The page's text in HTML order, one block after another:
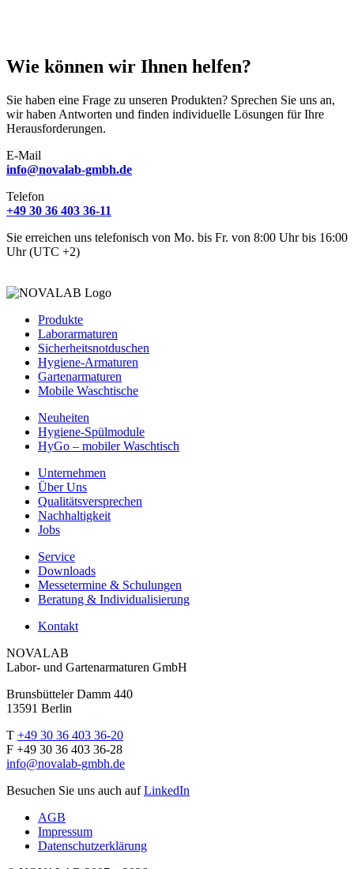
Wie können wir Ihnen helfen?
Sie haben eine Frage zu unseren Produkten? Sprechen Sie uns an,
wir haben Antworten und finden individuelle Lösungen für Ihre
Herausforderungen.
E-Mail
info@novalab-gmbh.de
Telefon
+49 30 36 403 36-11
Sie erreichen uns telefonisch von Mo. bis Fr. von 8:00 Uhr bis 16:00
Uhr (UTC +2)
Produkte
Laborarmaturen
Sicherheitsnotduschen
Hygiene-Armaturen
Gartenarmaturen
Mobile Waschtische
Neuheiten
Hygiene-Spülmodule
HyGo – mobiler Waschtisch
Unternehmen
Über Uns
Qualitätsversprechen
Nachhaltigkeit
Jobs
Service
Downloads
Messetermine & Schulungen
Beratung & Individualisierung
Kontakt
NOVALAB
Labor- und Gartenarmaturen GmbH
Brunsbütteler Damm 440
13591 Berlin
T +49 30 36 403 36-20
F +49 30 36 403 36-28
info@novalab-gmbh.de
Besuchen Sie uns auch aufLinkedIn
AGB
Impressum
Datenschutzerklärung